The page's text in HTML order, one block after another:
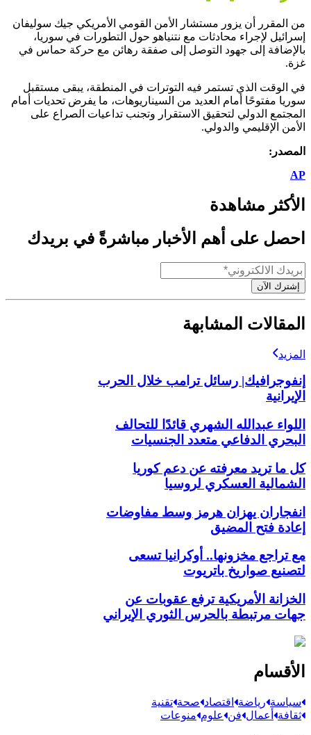
من المقرر أن يزور مستشار الأمن القومي الأمريكي جيك سوليفان
إسرائيل لإجراء محادثات مع نتنياهو حول التطورات في سوريا،
بالإضافة إلى جهود التوصل إلى صفقة رهائن مع حركة حماس في
غزة.
في الوقت الذي تستمر فيه التوترات في المنطقة، يبقى مستقبل
سوريا مفتوحًا أمام العديد من السيناريوهات، ما يفرض تحديات أمام
المجتمع الدولي لتحقيق الاستقرار وتجنب تداعيات الصراع على
الأمن الإقليمي والدولي.
المصدر:
AP
الأكثر مشاهدة
احصل على أهم الأخبار مباشرةً في بريدك
إشترك الآن
المقالات المشابهة
المزيد
إنفوجرافيك| رسائل ترامب خلال الحرب
الإيرانية
اللواء عبدالله الشهري قائدًا للتحالف
البحري الدفاعي متعدد الجنسيات
كل ما تريد معرفته عن دعم كوريا
الشمالية العسكري لروسيا
انفجاران يهزان هرمز وسط مفاوضات
إعادة فتح المضيق
مع تراجع مخزونها.. أوكرانيا تسعى
لتصنيع صواريخ باتريوت
الخزانة الأمريكية ترفع عقوبات عن
جهات مرتبطة بالحرس الثوري الإيراني
الأقسام
سياسة رياضة اقتصاد صحة تقنية
ثقافة أعمال فن علوم منوعات